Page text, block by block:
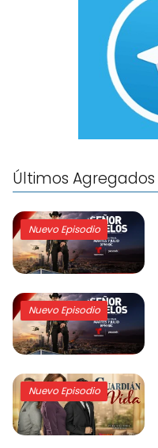
Últimos Agregados
Nuevo Episodio
Nuevo Episodio
Nuevo Episodio